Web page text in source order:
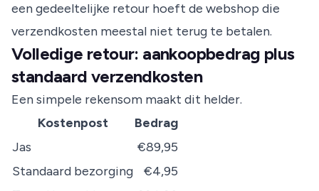
een gedeeltelijke retour hoeft de webshop die
verzendkosten meestal niet terug te betalen.
Volledige retour: aankoopbedrag plus
standaard verzendkosten
Een simpele rekensom maakt dit helder.
Kostenpost
Bedrag
Jas
€89,95
Standaard bezorging
€4,95